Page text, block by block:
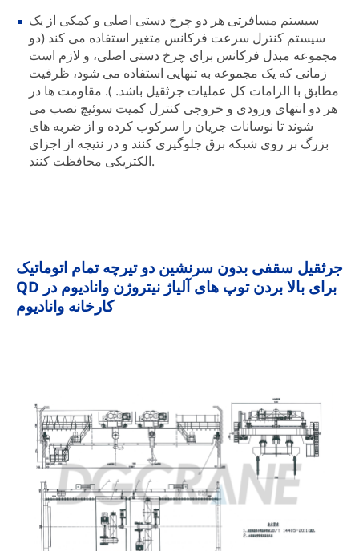
سیستم مسافرتی هر دو چرخ دستی اصلی و کمکی از یک
سیستم کنترل سرعت فرکانس متغیر استفاده می کند (دو
مجموعه مبدل فرکانس برای چرخ دستی اصلی، و لازم است
زمانی که یک مجموعه به تنهایی استفاده می شود، ظرفیت
مطابق با الزامات کل عملیات جرثقیل باشد. ). مقاومت ها در
هر دو انتهای ورودی و خروجی کنترل کمیت سوئیچ نصب می
شوند تا نوسانات جریان را سرکوب کرده و از ضربه های
بزرگ بر روی شبکه برق جلوگیری کنند و در نتیجه از اجزای
الکتریکی محافظت کنند.
جرثقیل سقفی بدون سرنشین دو تیرچه تمام اتوماتیک
QD برای بالا بردن توپ های آلیاژ نیتروژن وانادیوم در
کارخانه وانادیوم